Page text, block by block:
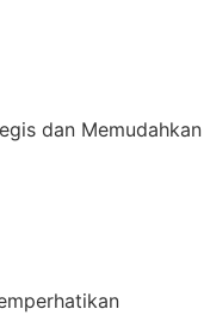
dan Memudahkan